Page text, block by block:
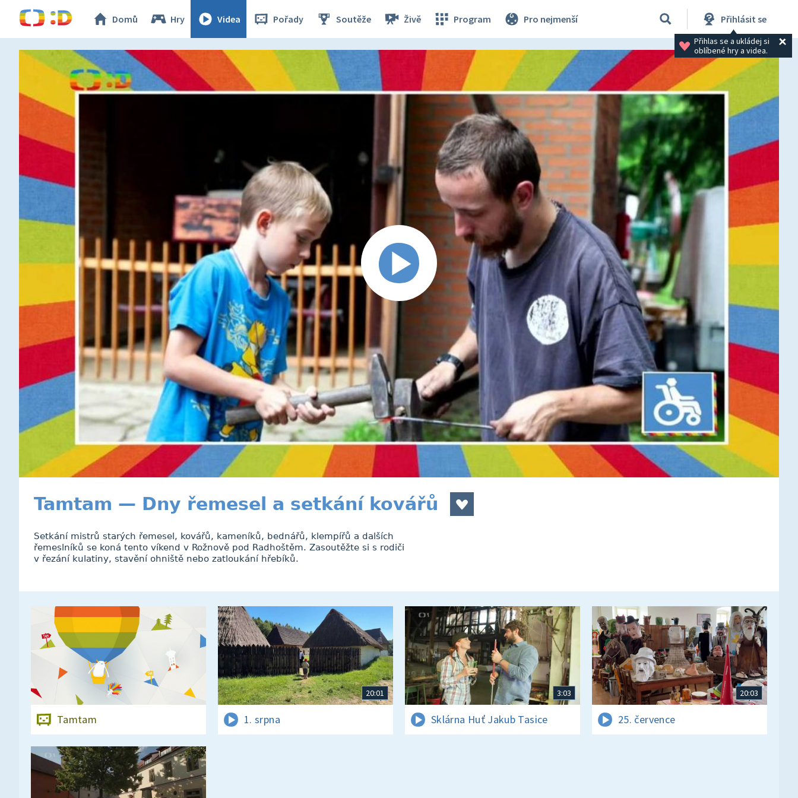
Domů Hry Videa Pořady Soutěže Živě Program Pro nejmenší Přihlásit se
Přihlas se a ukládej si
oblíbené hry a videa.
Tamtam — Dny řemesel a setkání kovářů
Setkání mistrů starých řemesel, kovářů, kameníků, bednářů, klempířů a dalších
řemeslníků se koná tento víkend v Rožnově pod Radhoštěm. Zasoutěžte si s rodiči
v řezání kulatiny, stavění ohniště nebo zatloukání hřebíků.
Tamtam
20:01
1. srpna
3:03
Sklárna Huť Jakub Tasice
20:03
25. července